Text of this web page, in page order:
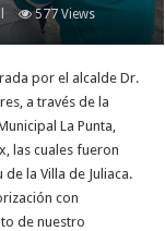
577 Views
por el alcalde Dr.
a través de la
La Punta,
las cuales fueron
la Villa de Juliaca.
con
de nuestro